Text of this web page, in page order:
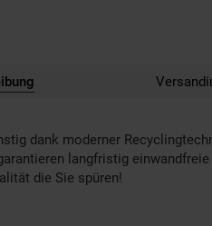
dank moderner
langfristig
die Sie spüren!